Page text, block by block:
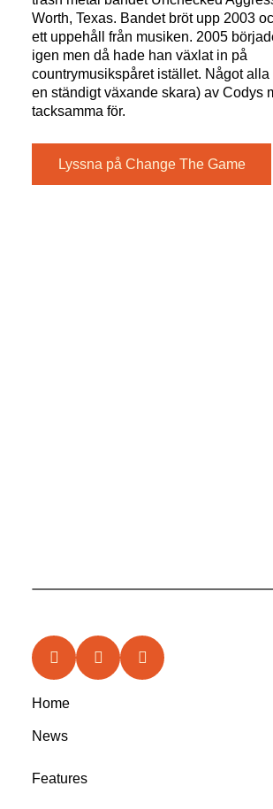
Worth, Texas. Bandet bröt upp 2003
ett uppehåll från musiken. 2005
igen men då hade han växlat in på
countrymusikspåret istället. Något alla
en ständigt växande skara) av Codys
tacksamma för.
Lyssna på Change The Game
Home
News
Features